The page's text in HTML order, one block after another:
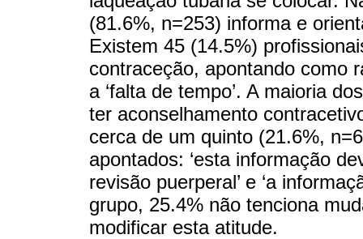
(81.6%, n=253) informa e
Existem 45 (14.5%)
contraceção, apontando como
a ‘falta de tempo’. A maioria
ter aconselhamento
cerca de um quinto (21.6%,
apontados: ‘esta informação
revisão puerperal’ e ‘a
grupo, 25.4% não tenciona
modificar esta atitude.